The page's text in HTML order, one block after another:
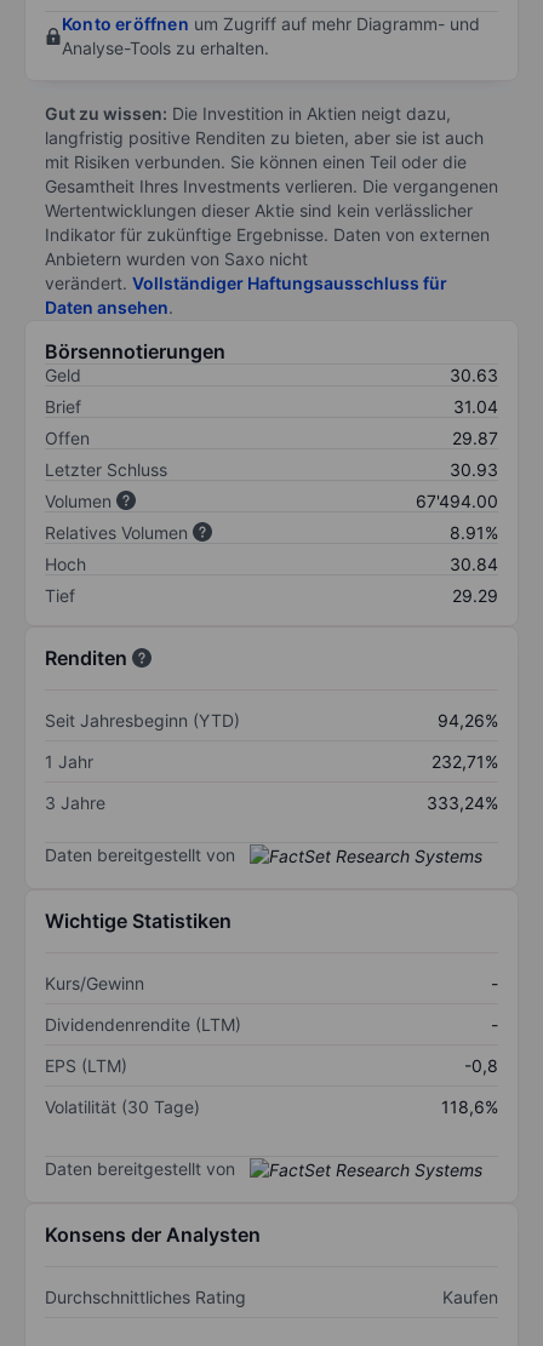
Konto eröffnen um Zugriff auf mehr Diagramm- und
Analyse-Tools zu erhalten.
Gut zu wissen: Die Investition in Aktien neigt dazu,
langfristig positive Renditen zu bieten, aber sie ist auch
mit Risiken verbunden. Sie können einen Teil oder die
Gesamtheit Ihres Investments verlieren. Die vergangenen
Wertentwicklungen dieser Aktie sind kein verlässlicher
Indikator für zukünftige Ergebnisse. Daten von externen
Anbietern wurden von Saxo nicht
verändert. Vollständiger Haftungsausschluss für
Daten ansehen.
Börsennotierungen
Geld
30.63
Brief
31.04
Offen
29.87
Letzter Schluss
30.93
Volumen
67'494.00
Relatives Volumen
8.91%
Hoch
30.84
Tief
29.29
Renditen
Seit Jahresbeginn (YTD)
94,26%
1 Jahr
232,71%
3 Jahre
333,24%
Daten bereitgestellt von
Wichtige Statistiken
Kurs/Gewinn
-
Dividendenrendite (LTM)
-
EPS (LTM)
-0,8
Volatilität (30 Tage)
118,6%
Daten bereitgestellt von
Konsens der Analysten
Durchschnittliches Rating Kaufen